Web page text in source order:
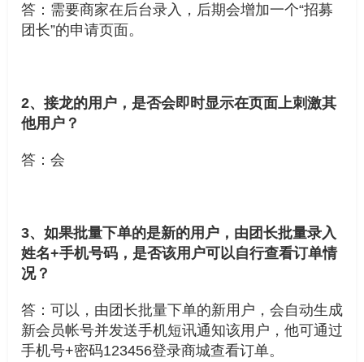
答：需要商家在后台录入，后期会增加一个“招募
团长”的申请页面。
2、接龙的用户，是否会即时显示在页面上刺激其
他用户？
答：会
3、如果批量下单的是新的用户，由团长批量录入
姓名+手机号码，是否该用户可以自行查看订单情
况？
答：可以，由团长批量下单的新用户，会自动生成
新会员帐号并发送手机短讯通知该用户，他可通过
手机号+密码123456登录商城查看订单。